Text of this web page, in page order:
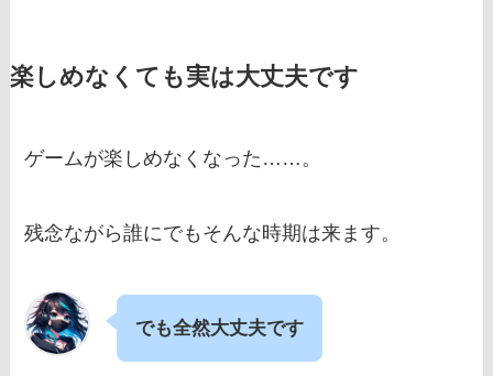
楽しめなくても実は大丈夫です
ゲームが楽しめなくなった……。
残念ながら誰にでもそんな時期は来ます。
でも全然大丈夫です